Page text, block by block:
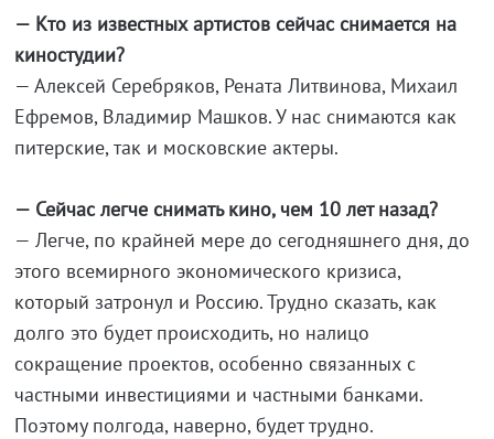
— Кто из известных артистов сейчас снимается на
киностудии?
— Алексей Серебряков, Рената Литвинова, Михаил
Ефремов, Владимир Машков. У нас снимаются как
питерские, так и московские актеры.
— Сейчас легче снимать кино, чем 10 лет назад?
— Легче, по крайней мере до сегодняшнего дня, до
этого всемирного экономического кризиса,
который затронул и Россию. Трудно сказать, как
долго это будет происходить, но налицо
сокращение проектов, особенно связанных с
частными инвестициями и частными банками.
Поэтому полгода, наверно, будет трудно.